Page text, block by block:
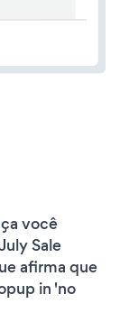
você
Sale
afirma que
in 'no